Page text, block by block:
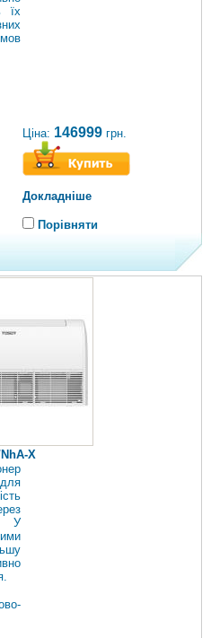
їх
Ціна: 146999 грн.
Докладніше
Порівняти
X
У